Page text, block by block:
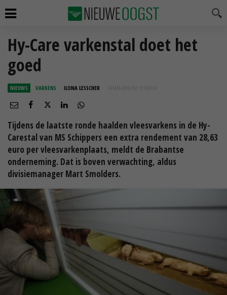
Hy-Care varkenstal doet het
goed
NIEUWS VARKENS ILONA LESSCHER 24 MAA 2016 OM 13:59
Tijdens de laatste ronde haalden vleesvarkens in de Hy-
Carestal van MS Schippers een extra rendement van 28,63
euro per vleesvarkenplaats, meldt de Brabantse
onderneming. Dat is boven verwachting, aldus
divisiemanager Mart Smolders.